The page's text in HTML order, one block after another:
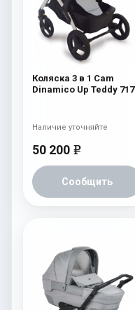
Коляска 3 в 1 Cam
Dinamico Up Teddy 717
50 200 e
Сообщить
Наличие уточняйте